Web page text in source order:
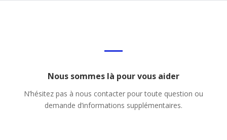
Nous sommes là pour vous aider
N’hésitez pas à nous contacter pour toute question ou
demande d’informations supplémentaires.